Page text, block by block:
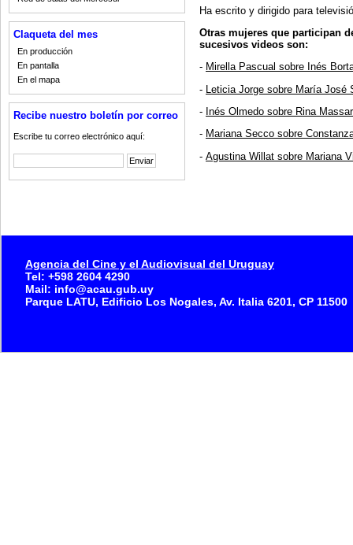
Claqueta del mes
En producción
En pantalla
En el mapa
Recibe nuestro boletín por correo
Escribe tu correo electrónico aquí:
Ha escrito y dirigido para
Otras mujeres que participan
sucesivos videos son:
- Mirella Pascual sobre Inés
- Leticia Jorge sobre María José
- Inés Olmedo sobre Rina
- Mariana Secco sobre
- Agustina Willat sobre Mariana
Agencia del Cine y el Audiovisual del Uruguay
Tel: +598 2604 4290
Mail: info@acau.gub.uy
Parque LATU, Edificio Los Nogales, Av. Italia 6201, CP 11500